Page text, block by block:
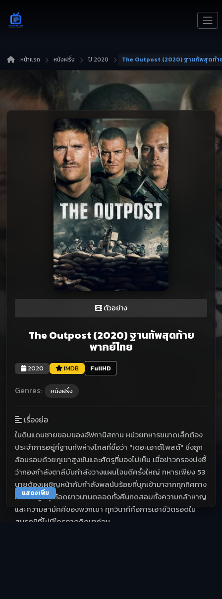
หน้าแรก หนังฝรั่ง ปี 2020
ตัวอย่าง
The Outpost (2020) ฐานทัพสุดท้าย
พากย์ไทย
2020 IMDB FullHD
Genres: หนังฝรั่ง
เรื่องย่อ
ในดินแดนชายขอบของอัฟกานิสถาน หน่วยทหารขนาดเล็กต้อง
ประจำการอยู่ที่ฐานทัพห่างไกลที่ชื่อว่า "เดอะเอาต์โพสต์" ซึ่งถูก
ล้อมรอบด้วยภูเขาสูงชันและศัตรูที่มองไม่เห็น เมื่อข่าวกรองบ่งชี้
ว่ากองกำลังตาลีบันกำลังวางแผนโจมตีครั้งใหญ่ ทหารเพียง 53
นายต้องเผชิญหน้ากับกำลังพลนับร้อยที่บุกเข้ามาจากทุกทิศทาง
การต่อสู้ที่ดุเดือดยาวนานตลอดทั้งคืนทดสอบทั้งความกล้าหาญ
และความสามัคคีของพวกเขา ทุกวินาทีคือการเอาชีวิตรอดใน
สมรภูมิที่ไม่มีใครคาดคิดมาก่อน
แสดงเพิ่ม